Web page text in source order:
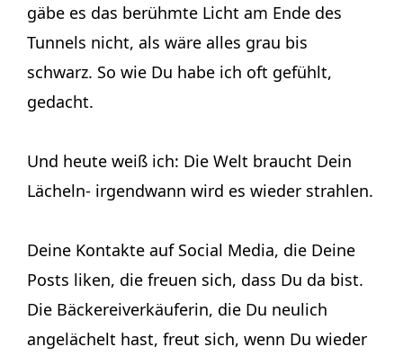
gäbe es das berühmte Licht am Ende des
Tunnels nicht, als wäre alles grau bis
schwarz. So wie Du habe ich oft gefühlt,
gedacht.
Und heute weiß ich: Die Welt braucht Dein
Lächeln- irgendwann wird es wieder strahlen.
Deine Kontakte auf Social Media, die Deine
Posts liken, die freuen sich, dass Du da bist.
Die Bäckereiverkäuferin, die Du neulich
angelächelt hast, freut sich, wenn Du wieder